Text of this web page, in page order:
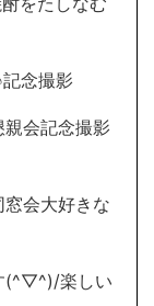
念撮影
会記念撮影
会大好きな
(^▽^)/楽しい